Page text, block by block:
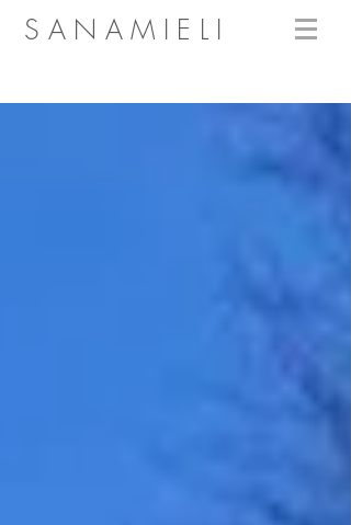
SANAMIELI